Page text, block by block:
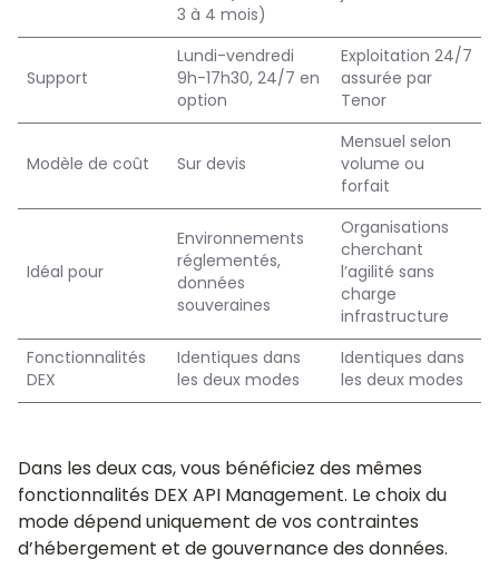
3 à 4 mois)
Support
Lundi-vendredi
9h-17h30, 24/7 en
option
Exploitation 24/7
assurée par
Tenor
Modèle de coût Sur devis
Mensuel selon
volume ou
forfait
Idéal pour
Environnements
réglementés,
données
souveraines
Organisations
cherchant
l’agilité sans
charge
infrastructure
Fonctionnalités
DEX
Identiques dans
les deux modes
Identiques dans
les deux modes
Dans les deux cas, vous bénéficiez des mêmes
fonctionnalités DEX API Management. Le choix du
mode dépend uniquement de vos contraintes
d’hébergement et de gouvernance des données.